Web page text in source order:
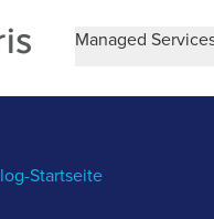
Managed
Startseite